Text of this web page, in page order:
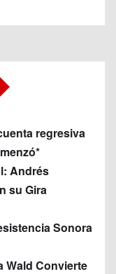
regresiva
Andrés
su Gira
Sonora
Wald Convierte